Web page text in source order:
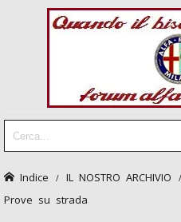
Indice IL NOSTRO ARCHIVIO
Prove su strada